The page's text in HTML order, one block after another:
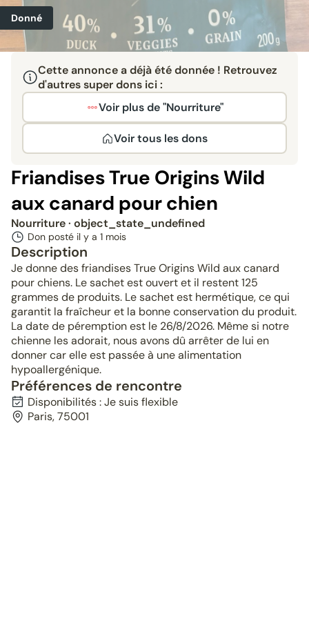
Donné
Cette annonce a déjà été donnée ! Retrouvez
d'autres super dons ici :
Voir plus de "Nourriture"
Voir tous les dons
Friandises True Origins Wild
aux canard pour chien
Nourriture· object_state_undefined
Don posté il y a 1 mois
Description
Je donne des friandises True Origins Wild aux canard
pour chiens. Le sachet est ouvert et il restent 125
grammes de produits. Le sachet est hermétique, ce qui
garantit la fraîcheur et la bonne conservation du produit.
La date de péremption est le 26/8/2026. Même si notre
chienne les adorait, nous avons dû arrêter de lui en
donner car elle est passée à une alimentation
hypoallergénique.
Préférences de rencontre
Disponibilités : Je suis flexible
Paris, 75001